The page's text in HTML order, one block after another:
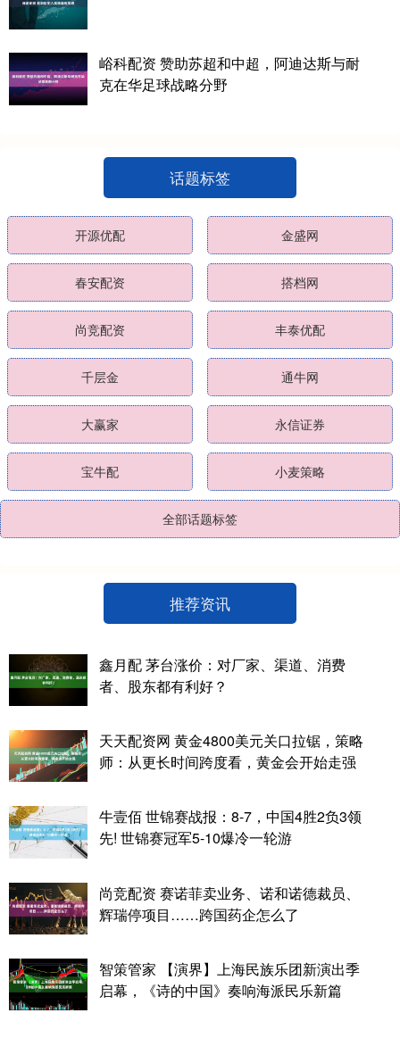
峪科配资 赞助苏超和中超，阿迪达斯与耐
克在华足球战略分野
话题标签
开源优配 金盛网
春安配资 搭档网
尚竞配资 丰泰优配
千层金 通牛网
大赢家 永信证券
宝牛配 小麦策略
全部话题标签
推荐资讯
鑫月配 茅台涨价：对厂家、渠道、消费
者、股东都有利好？
天天配资网 黄金4800美元关口拉锯，策略
师：从更长时间跨度看，黄金会开始走强
牛壹佰 世锦赛战报：8-7，中国4胜2负3领
先! 世锦赛冠军5-10爆冷一轮游
尚竞配资 赛诺菲卖业务、诺和诺德裁员、
辉瑞停项目……跨国药企怎么了
智策管家 【演界】上海民族乐团新演出季
启幕，《诗的中国》奏响海派民乐新篇